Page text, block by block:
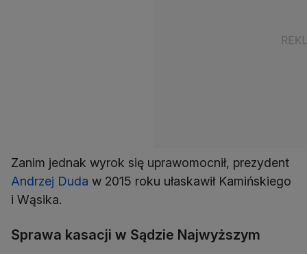
Zanim jednak wyrok się uprawomocnił, prezydent
Andrzej Duda w 2015 roku ułaskawił Kamińskiego
i Wąsika.
Sprawa kasacji w Sądzie Najwyższym